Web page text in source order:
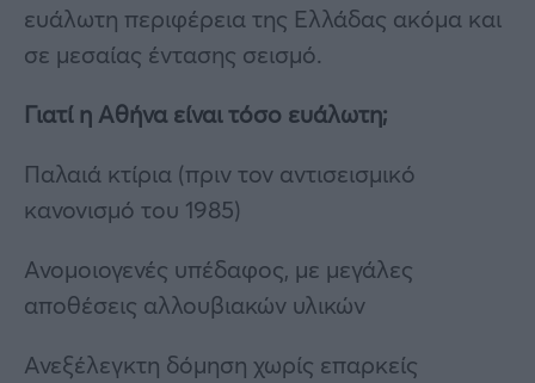
ευάλωτη περιφέρεια της Ελλάδας ακόμα και
σε μεσαίας έντασης σεισμό.
Γιατί η Αθήνα είναι τόσο ευάλωτη;
Παλαιά κτίρια (πριν τον αντισεισμικό
κανονισμό του 1985)
Ανομοιογενές υπέδαφος, με μεγάλες
αποθέσεις αλλουβιακών υλικών
Ανεξέλεγκτη δόμηση χωρίς επαρκείς